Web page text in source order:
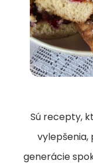
Sú recepty,
vylepšenia,
generácie